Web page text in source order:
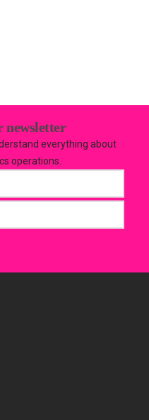
newsletter
everything about
operations.